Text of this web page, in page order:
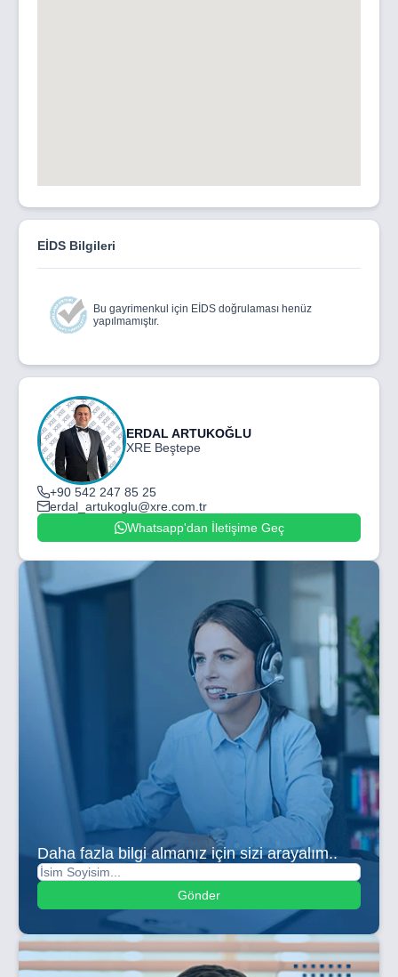
EİDS Bilgileri
Bu gayrimenkul için EİDS doğrulaması henüz
yapılmamıştır.
ERDAL ARTUKOĞLU
XRE Beştepe
+90 542 247 85 25
erdal_artukoglu@xre.com.tr
Whatsapp'dan İletişime Geç
Daha fazla bilgi almanız için sizi arayalım..
Gönder